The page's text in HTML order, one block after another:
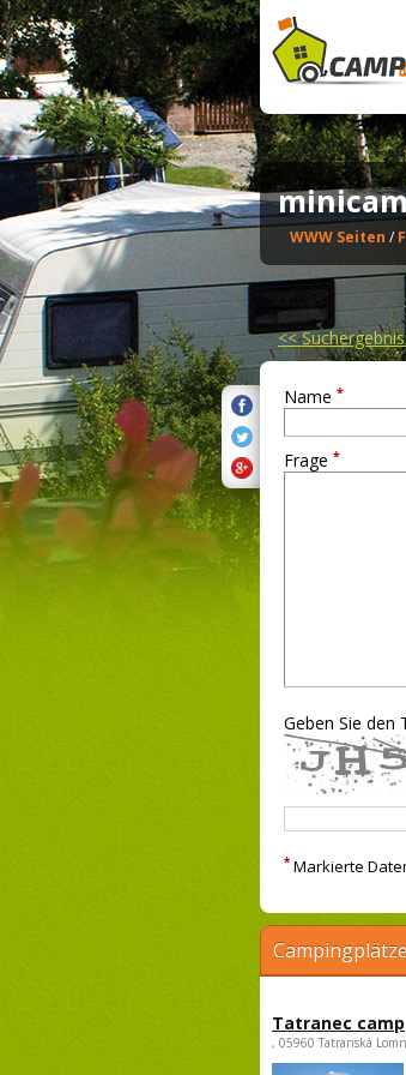
WWW Seiten /
<<
Name *
Frage *
Geben Sie den
* Markierte
Tatranec camp
, 05960 Tatranská